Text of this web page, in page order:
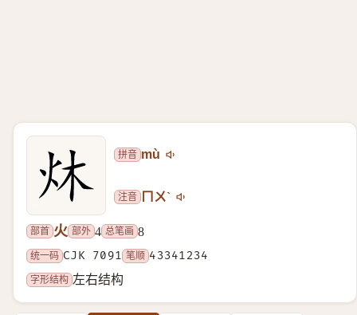
拼音 mù
注音 ㄇㄨˋ
部首 火 部外 4 总笔画 8
统一码 CJK 7091 笔顺 43341234
字形结构 左右结构